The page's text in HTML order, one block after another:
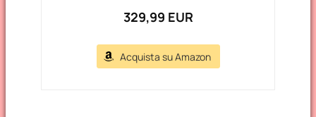
329,99 EUR
Acquista su Amazon